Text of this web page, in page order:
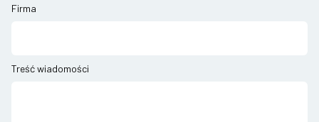
Firma
Treść wiadomości